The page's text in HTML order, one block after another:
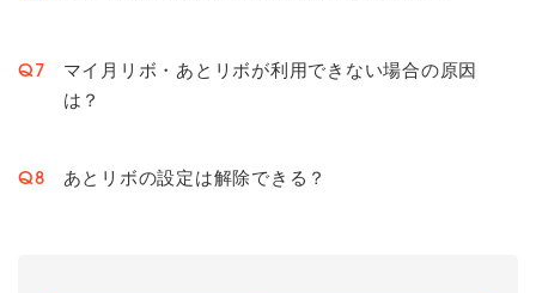
Q7
マイ月リボ・あとリボが利用できない場合の原因
は？
Q8 あとリボの設定は解除できる？